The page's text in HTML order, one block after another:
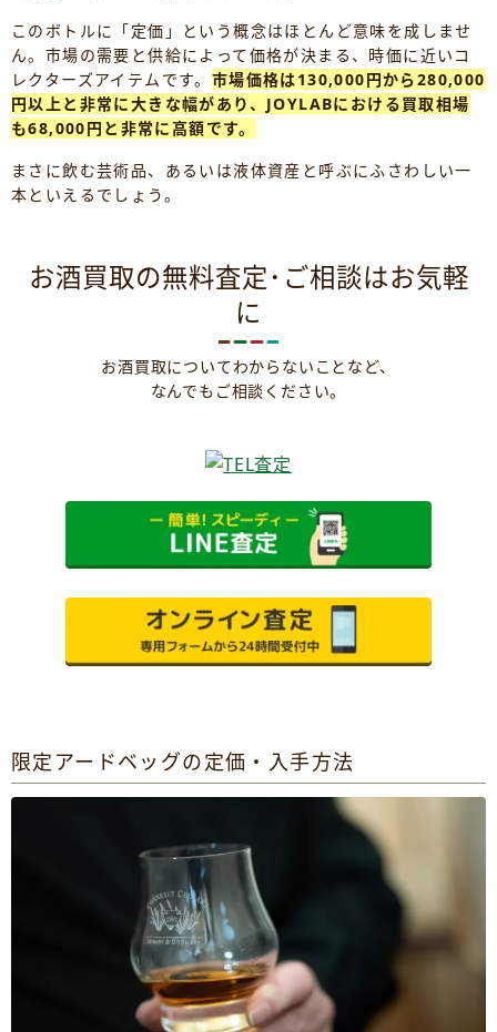
このボトルに「定価」という概念はほとんど意味を成しませ
ん。市場の需要と供給によって価格が決まる、時価に近いコ
レクターズアイテムです。 市場価格は130,000円から280,000
円以上と非常に大きな幅があり、JOYLABにおける買取相場
も68,000円と非常に高額です。
まさに飲む芸術品、あるいは液体資産と呼ぶにふさわしい一
本といえるでしょう。
お酒買取の無料査定･ご相談はお気軽
に
お酒買取についてわからないことなど、
なんでもご相談ください。
限定アードベッグの定価・入手方法